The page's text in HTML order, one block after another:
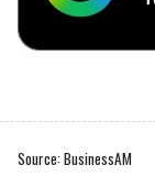
Source: BusinessAM